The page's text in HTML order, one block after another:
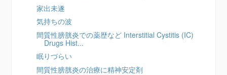
家出未遂
気持ちの波
間質性膀胱炎での薬歴など Interstitial Cystitis (IC)
Drugs Hist...
眠りづらい
間質性膀胱炎の治療に精神安定剤